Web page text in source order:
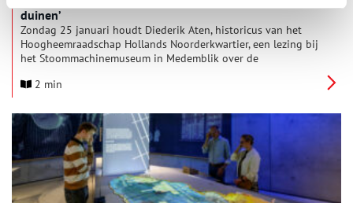
duinen’
Zondag 25 januari houdt Diederik Aten, historicus van het
Hoogheemraadschap Hollands Noorderkwartier, een lezing bij
het Stoommachinemuseum in Medemblik over de
Petten.
2 min